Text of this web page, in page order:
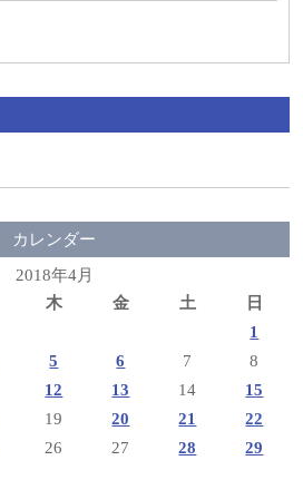
カレンダー
2018年4月
木 金 土 日
1
5 6 7
8
12 13 14
15
19 20 21
22
26 27 28
29